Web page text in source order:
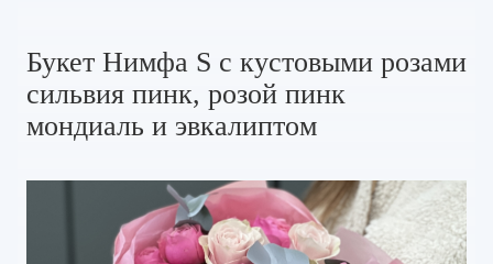
Букет Нимфа S с кустовыми розами
сильвия пинк, розой пинк
мондиаль и эвкалиптом